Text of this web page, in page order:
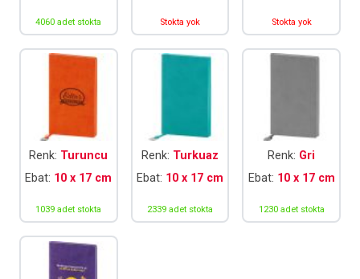
4060 adet stokta Stokta yok Stokta yok
Renk: Turuncu
Ebat: 10 x 17 cm
1039 adet stokta
Renk: Turkuaz
Ebat: 10 x 17 cm
2339 adet stokta
Renk: Gri
Ebat: 10 x 17 cm
1230 adet stokta